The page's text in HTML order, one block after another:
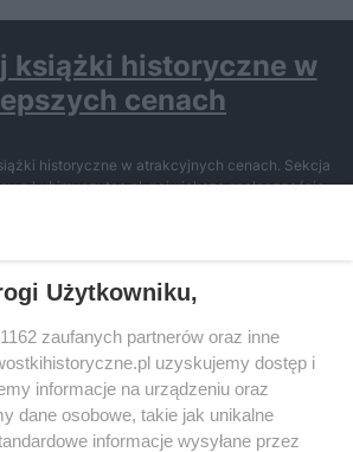
książki historyczne w
cenach
historyczne w atrakcyjnych cenach. Sekcja
z Lubimyczytac.pl, największą społecznością
Polsce – dzięki temu możesz wybierać spośród
ocenianych przez czytelników.
Użytkowniku,
zaufanych partnerów oraz inne
uzyskujemy dostęp i
informacje na urządzeniu oraz
dane osobowe, takie jak unikalne
informacje wysyłane przez